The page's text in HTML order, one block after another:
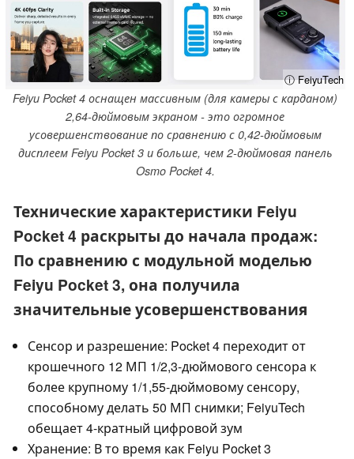
ⓘ FeiyuTech
Feiyu Pocket 4 оснащен массивным (для камеры с карданом)
2,64-дюймовым экраном - это огромное
усовершенствование по сравнению с 0,42-дюймовым
дисплеем Feiyu Pocket 3 и больше, чем 2-дюймовая панель
Osmo Pocket 4.
Технические характеристики Feiyu
Pocket 4 раскрыты до начала продаж:
По сравнению с модульной моделью
Feiyu Pocket 3, она получила
значительные усовершенствования
Сенсор и разрешение: Pocket 4 переходит от
крошечного 12 МП 1/2,3-дюймового сенсора к
более крупному 1/1,55-дюймовому сенсору,
способному делать 50 МП снимки; FeiyuTech
обещает 4-кратный цифровой зум
Хранение: В то время как Feiyu Pocket 3